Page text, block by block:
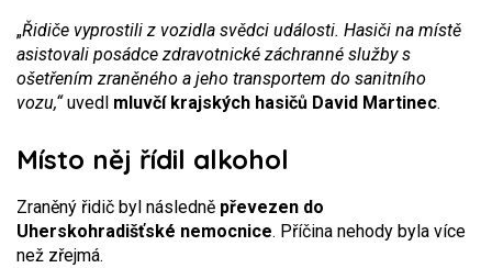
„Řidiče vyprostili z vozidla svědci události. Hasiči na místě
asistovali posádce zdravotnické záchranné služby s
ošetřením zraněného a jeho transportem do sanitního
vozu,“uvedl mluvčí krajských hasičů David Martinec.
Místo něj řídil alkohol
Zraněný řidič byl následně převezen do
Uherskohradišťské nemocnice. Příčina nehody byla více
než zřejmá.